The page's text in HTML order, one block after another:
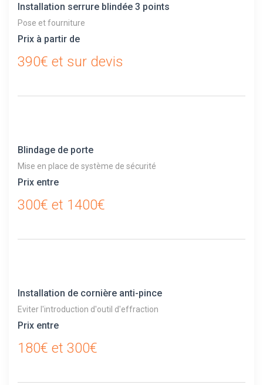
Installation serrure blindée 3 points
Pose et fourniture
Prix à partir de
390€ et sur devis
Blindage de porte
Mise en place de système de sécurité
Prix entre
300€ et 1400€
Installation de cornière anti-pince
Eviter l'introduction d'outil d'effraction
Prix entre
180€ et 300€